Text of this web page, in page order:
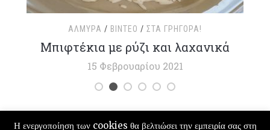
ΑΛΜΥΡΆ / ΒΊΝΤΕΟ / ΣΤΑ ΓΡΉΓΟΡΑ!
Μπιφτέκια με ρύζι και λαχανικά
15 Φεβρουαρίου 2021
Η ενεργοποίηση των cookies θα βελτιώσει την εμπειρία σας στη